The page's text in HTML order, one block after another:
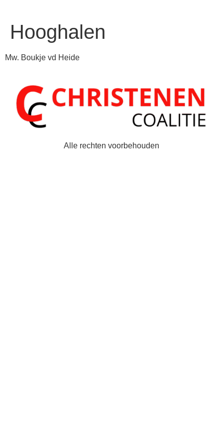
Hooghalen
Mw. Boukje vd Heide
Alle rechten voorbehouden